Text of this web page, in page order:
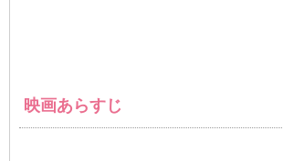
映画あらすじ